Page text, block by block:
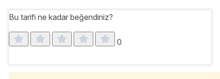
Bu tarifi ne kadar beğendiniz?
0